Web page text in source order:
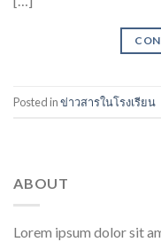
Posted inข่าวสารในโรงเรียน
ABOUT
Lorem ipsum dolor sit